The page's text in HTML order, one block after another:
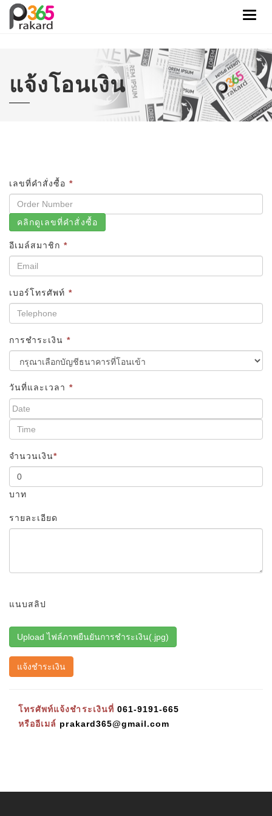
แจ้งโอนเงิน
เลขที่คำสั่งซื้อ *
คลิกดูเลขที่คำสั่งซื้อ
อีเมล์สมาชิก *
เบอร์โทรศัพท์ *
การชำระเงิน *
วันที่และเวลา *
จำนวนเงิน*
บาท
รายละเอียด
แนบสลิป
แจ้งชำระเงิน
โทรศัพท์แจ้งชำระเงินที่ 061-9191-665
หรืออีเมล์ prakard365@gmail.com